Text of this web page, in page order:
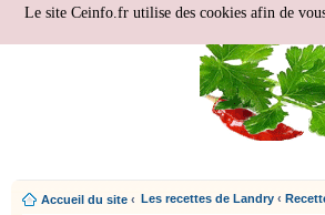
Accueil du site ‹ Les recettes de Landry ‹
Le site Ceinfo.fr utilise des cookies afin de